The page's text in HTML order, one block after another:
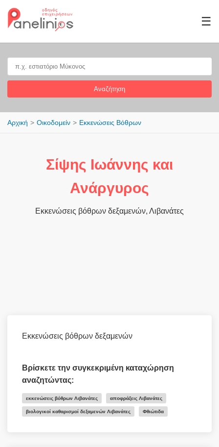
☰
Αναζήτηση
Αρχική Οικοδομείν Εκκενώσεις Βόθρων
Σίψης Ιωάννης και
Ανάργυρος
Εκκενώσεις βόθρων δεξαμενών, Λιβανάτες
Εκκενώσεις βόθρων δεξαμενών
Βρίσκετε την συγκεκριμένη καταχώρηση
αναζητώντας:
εκκενώσεις βόθρων Λιβανάτες αποφράξεις Λιβανάτες
βιολογικοί καθαρισμοί δεξαμενών Λιβανάτες Φθιώτιδα